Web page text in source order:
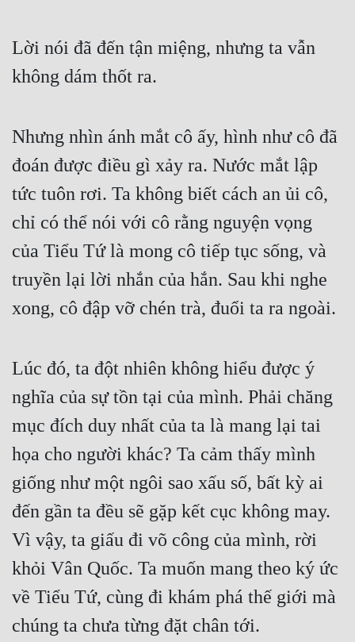
Cạnh Kỹ
Cổ Tiên Hiệp
Du Hí
Dị Năng
Gia Đấu
Góc Nhìn Nam
Huyền Huyễn
Huyền Nghi
Huyền Ảo
Hài Hước
Hệ Thống
Khoa Huyễn
Khoa Huyễn Không Gian
Kinh Dị
Lời nói đã đến tận miệng, nhưng ta vẫn
không dám thốt ra.
Nhưng nhìn ánh mắt cô ấy, hình như cô đã
đoán được điều gì xảy ra. Nước mắt lập
tức tuôn rơi. Ta không biết cách an ủi cô,
chỉ có thể nói với cô rằng nguyện vọng
của Tiểu Tứ là mong cô tiếp tục sống, và
truyền lại lời nhắn của hắn. Sau khi nghe
xong, cô đập vỡ chén trà, đuổi ta ra ngoài.
Lúc đó, ta đột nhiên không hiểu được ý
nghĩa của sự tồn tại của mình. Phải chăng
mục đích duy nhất của ta là mang lại tai
họa cho người khác? Ta cảm thấy mình
giống như một ngôi sao xấu số, bất kỳ ai
đến gần ta đều sẽ gặp kết cục không may.
Vì vậy, ta giấu đi võ công của mình, rời
khỏi Vân Quốc. Ta muốn mang theo ký ức
về Tiểu Tứ, cùng đi khám phá thế giới mà
chúng ta chưa từng đặt chân tới.